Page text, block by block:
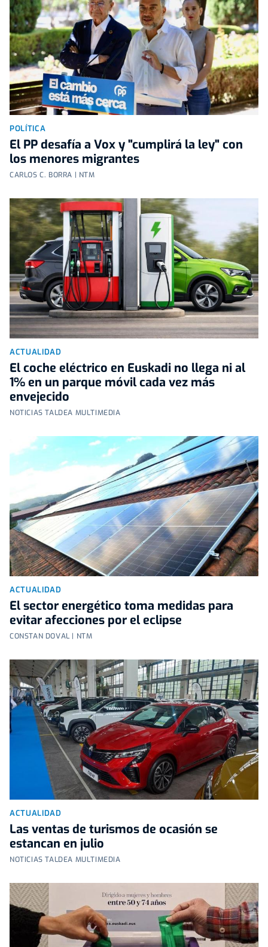
POLÍTICA
El PP desafía a Vox y "cumplirá la ley" con
los menores migrantes
CARLOS C. BORRA | NTM
ACTUALIDAD
El coche eléctrico en Euskadi no llega ni al
1% en un parque móvil cada vez más
envejecido
NOTICIAS TALDEA MULTIMEDIA
ACTUALIDAD
El sector energético toma medidas para
evitar afecciones por el eclipse
CONSTAN DOVAL | NTM
ACTUALIDAD
Las ventas de turismos de ocasión se
estancan en julio
NOTICIAS TALDEA MULTIMEDIA